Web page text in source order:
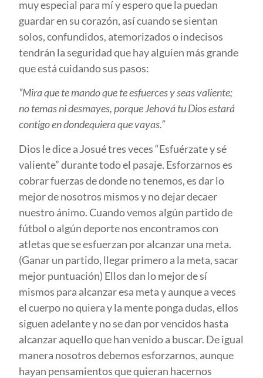
muy especial para mí y espero que la puedan
guardar en su corazón, así cuando se sientan
solos, confundidos, atemorizados o indecisos
tendrán la seguridad que hay alguien más grande
que está cuidando sus pasos:
“Mira que te mando que te esfuerces y seas valiente;
no temas ni desmayes, porque Jehová tu Dios estará
contigo en dondequiera que vayas.”
Dios le dice a Josué tres veces “Esfuérzate y sé
valiente” durante todo el pasaje. Esforzarnos es
cobrar fuerzas de donde no tenemos, es dar lo
mejor de nosotros mismos y no dejar decaer
nuestro ánimo. Cuando vemos algún partido de
fútbol o algún deporte nos encontramos con
atletas que se esfuerzan por alcanzar una meta.
(Ganar un partido, llegar primero a la meta, sacar
mejor puntuación) Ellos dan lo mejor de sí
mismos para alcanzar esa meta y aunque a veces
el cuerpo no quiera y la mente ponga dudas, ellos
siguen adelante y no se dan por vencidos hasta
alcanzar aquello que han venido a buscar. De igual
manera nosotros debemos esforzarnos, aunque
hayan pensamientos que quieran hacernos